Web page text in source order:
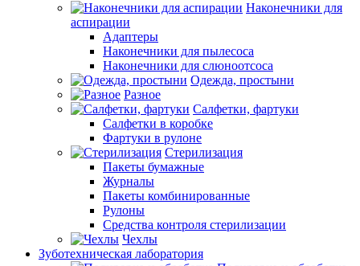
Наконечники для
аспирации
Адаптеры
Наконечники для пылесоса
Наконечники для слюноотсоса
Одежда, простыни
Разное
Салфетки, фартуки
Салфетки в коробке
Фартуки в рулоне
Стерилизация
Пакеты бумажные
Журналы
Пакеты комбинированные
Рулоны
Средства контроля стерилизации
Чехлы
Зуботехническая лаборатория